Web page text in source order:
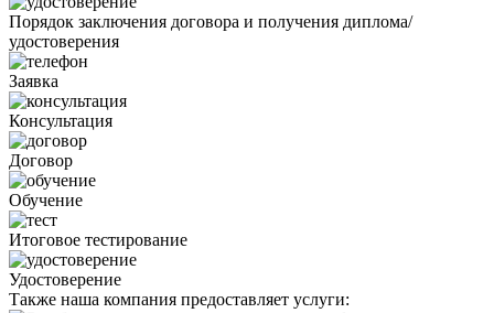
Порядок заключения договора и получения диплома/
удостоверения
Заявка
Консультация
Договор
Обучение
Итоговое тестирование
Удостоверение
Также наша компания предоставляет услуги: